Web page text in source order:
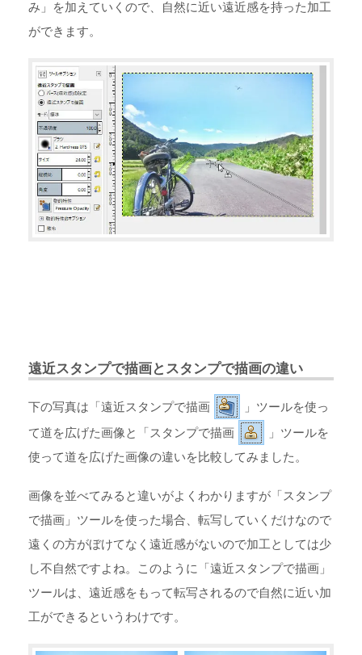
み」を加えていくので、自然に近い遠近感を持った加工
ができます。
遠近スタンプで描画とスタンプで描画の違い
下の写真は「遠近スタンプで描画
」ツールを使っ
て道を広げた画像と「スタンプで描画
」ツールを
使って道を広げた画像の違いを比較してみました。
画像を並べてみると違いがよくわかりますが「スタンプ
で描画」ツールを使った場合、転写していくだけなので
遠くの方がぼけてなく遠近感がないので加工としては少
し不自然ですよね。このように「遠近スタンプで描画」
ツールは、遠近感をもって転写されるので自然に近い加
工ができるというわけです。